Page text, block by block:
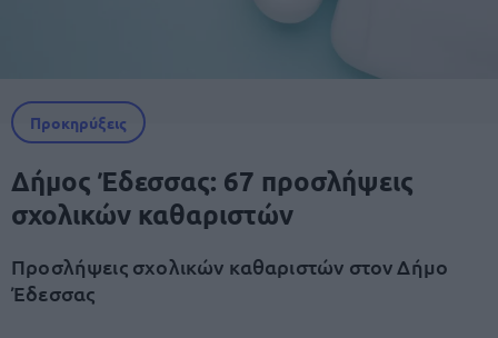
Προκηρύξεις
Δήμος Έδεσσας: 67 προσλήψεις
σχολικών καθαριστών
Προσλήψεις σχολικών καθαριστών στον Δήμο
Έδεσσας